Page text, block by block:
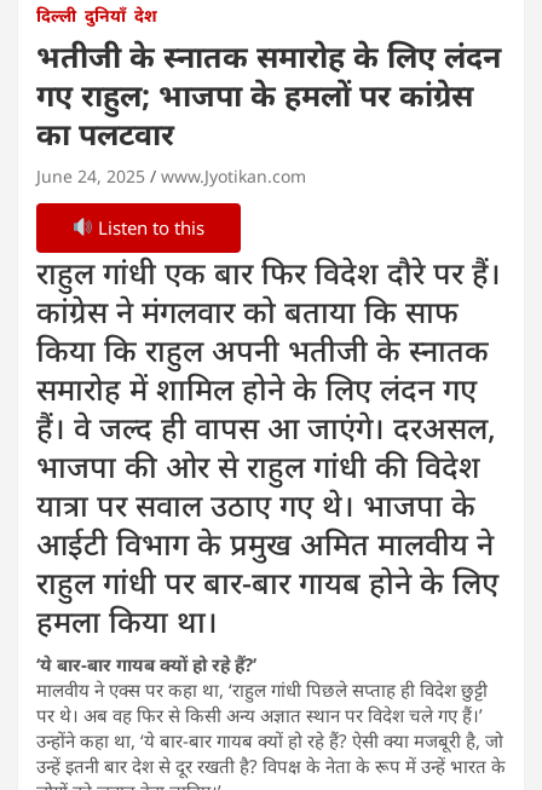
दिल्ली दुनियाँ देश
भतीजी के स्नातक समारोह के लिए लंदन
गए राहुल; भाजपा के हमलों पर कांग्रेस
का पलटवार
June 24, 2025 www.Jyotikan.com
Listen to this
राहुल गांधी एक बार फिर विदेश दौरे पर हैं।
कांग्रेस ने मंगलवार को बताया कि साफ
किया कि राहुल अपनी भतीजी के स्नातक
समारोह में शामिल होने के लिए लंदन गए
हैं। वे जल्द ही वापस आ जाएंगे। दरअसल,
भाजपा की ओर से राहुल गांधी की विदेश
यात्रा पर सवाल उठाए गए थे। भाजपा के
आईटी विभाग के प्रमुख अमित मालवीय ने
राहुल गांधी पर बार-बार गायब होने के लिए
हमला किया था।
‘ये बार-बार गायब क्यों हो रहे हैं?’
मालवीय ने एक्स पर कहा था, ‘राहुल गांधी पिछले सप्ताह ही विदेश छुट्टी
पर थे। अब वह फिर से किसी अन्य अज्ञात स्थान पर विदेश चले गए हैं।’
उन्होंने कहा था, ‘ये बार-बार गायब क्यों हो रहे हैं? ऐसी क्या मजबूरी है, जो
उन्हें इतनी बार देश से दूर रखती है? विपक्ष के नेता के रूप में उन्हें भारत के